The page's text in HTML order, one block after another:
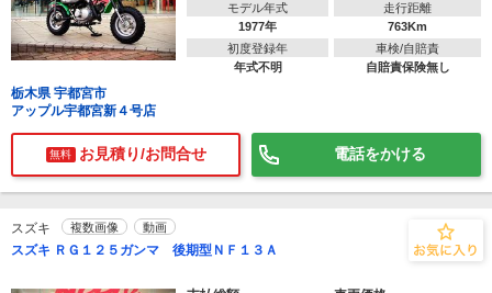
モデル年式
1977年
走行距離
763Km
初度登録年
年式不明
車検/自賠責
自賠責保険無し
栃木県 宇都宮市
アップル宇都宮新４号店
無料 お見積り/お問合せ 電話をかける
スズキ 複数画像 動画
スズキ ＲＧ１２５ガンマ 後期型ＮＦ１３Ａ